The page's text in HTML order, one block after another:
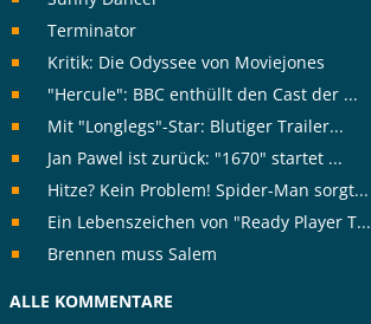
Terminator
Kritik: Die Odyssee von Moviejones
"Hercule": BBC enthüllt den Cast der ...
Mit "Longlegs"-Star: Blutiger Trailer...
Jan Pawel ist zurück: "1670" startet ...
Hitze? Kein Problem! Spider-Man sorgt...
Ein Lebenszeichen von "Ready Player T...
Brennen muss Salem
ALLE KOMMENTARE